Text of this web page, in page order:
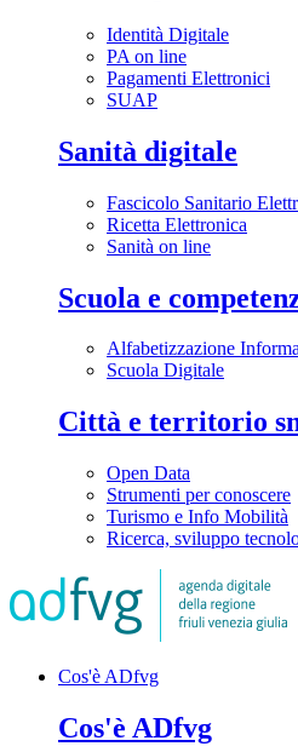
Identità Digitale
PA on line
Pagamenti Elettronici
SUAP
Sanità digitale
Fascicolo Sanitario
Ricetta Elettronica
Sanità on line
Scuola e
Alfabetizzazione
Scuola Digitale
Città e territorio
Open Data
Strumenti per conoscere
Turismo e Info Mobilità
Ricerca, sviluppo
Cos'è ADfvg
Cos'è ADfvg